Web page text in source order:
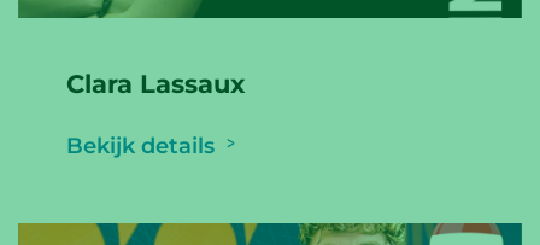
Clara Lassaux
Bekijk details